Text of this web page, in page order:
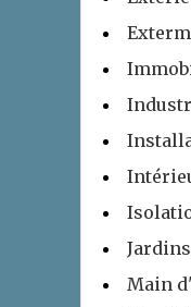
Jardins
Main